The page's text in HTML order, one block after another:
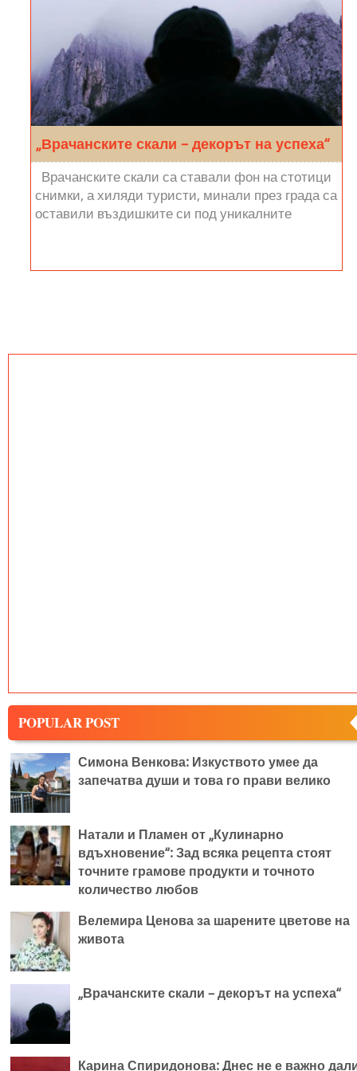
„Врачанските скали – декорът на успеха“
Врачанските скали са ставали фон на стотици
снимки, а хиляди туристи, минали през града са
оставили въздишките си под уникалните
POPULAR POST
Симона Венкова: Изкуството умее да
запечатва души и това го прави велико
Натали и Пламен от „Кулинарно
вдъхновение“: Зад всяка рецепта стоят
точните грамове продукти и точното
количество любов
Велемира Ценова за шарените цветове на
живота
„Врачанските скали – декорът на успеха“
Карина Спиридонова: Днес не е важно